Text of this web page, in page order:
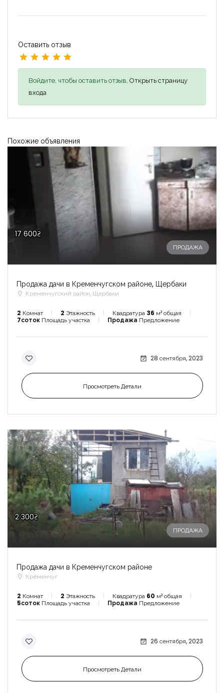
Оставить отзыв
Войдите, чтобы оставить отзыв, Открыть страницу
входа
Похожие объявления
17 600₴
ПРОДАЖА
Продажа дачи в Кременчугском районе, Щербаки
Кременчугский район, Щербаки
2 Комнат 2 Этажность Квадратура 36 м² общая
7соток Площадь участка Продажа Предложение
28 сентября, 2023
Просмотреть Детали
2 300₴
ПРОДАЖА
Продажа дачи в Кременчугском районе
Кременчуг
2 Комнат 2 Этажность Квадратура 60 м² общая
5соток Площадь участка Продажа Предложение
26 сентября, 2023
Просмотреть Детали